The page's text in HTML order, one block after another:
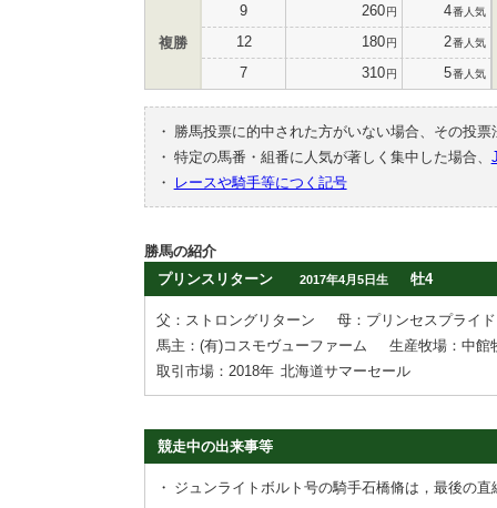
複勝
9 260円 4番人気
12 180円 2番人気
7 310円 5番人気
・
勝馬投票に的中された方がいない場合、その投
・ 特定の馬番・組番に人気が著しく集中した場合、
・
レースや騎手等につく記号
勝馬の紹介
プリンスリターン
2017年4月5日生 牡4
父：ストロングリターン
母：プリンセスプライド
馬主：(有)コスモヴューファーム
生産牧場：中館
取引市場：2018年 北海道サマーセール
競走中の出来事等
・ ジュンライトボルト号の騎手石橋脩は，最後の